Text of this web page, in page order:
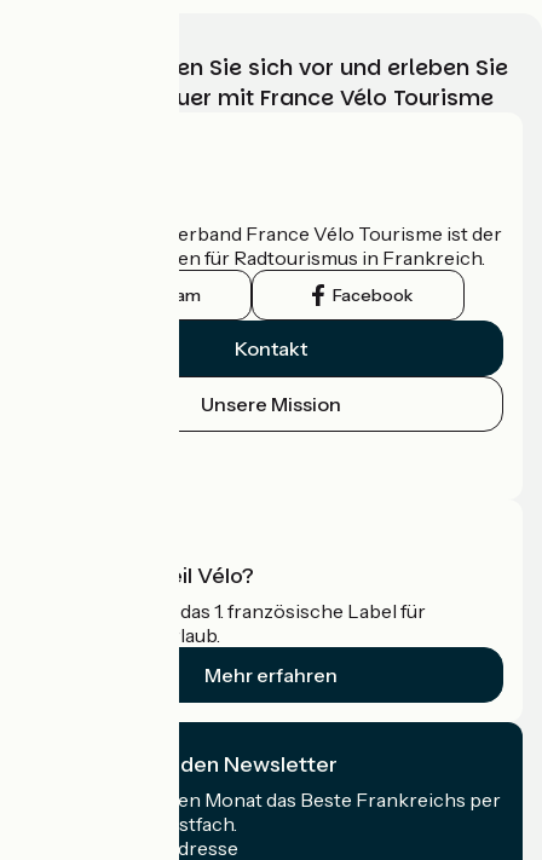
Wählen, bereiten Sie sich vor und erleben Sie
Ihr Radabenteuer mit France Vélo Tourisme
Der nationale Verband France Vélo Tourisme ist der
offizielle Leitfaden für Radtourismus in Frankreich.
Instagram Facebook
Kontakt
Unsere Mission
Was ist Accueil Vélo?
Accueil Vélo ist das 1. französische Label für
Radfahrer im Urlaub.
Mehr erfahren
Ich abonniere den Newsletter
Erhalten Sie jeden Monat das Beste Frankreichs per
Rad in Ihrem Postfach.
Meine E-Mail-Adresse